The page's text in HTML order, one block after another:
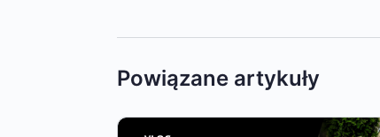
Powiązane artykuły